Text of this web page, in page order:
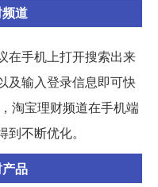
道
在手机上打开搜索出来
及输入登录信息即可快
淘宝理财频道在手机端
不断优化。
品